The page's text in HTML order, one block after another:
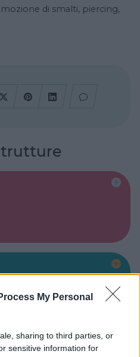
My Personal
sharing to third parties, or
sensitive information for
di smalti, piercing,